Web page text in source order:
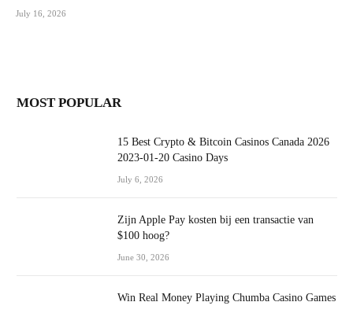
July 16, 2026
MOST POPULAR
15 Best Crypto & Bitcoin Casinos Canada 2026
2023-01-20 Casino Days
July 6, 2026
Zijn Apple Pay kosten bij een transactie van
$100 hoog?
June 30, 2026
Win Real Money Playing Chumba Casino Games